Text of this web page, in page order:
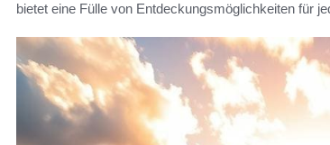
bietet eine Fülle von Entdeckungsmöglichkeiten für